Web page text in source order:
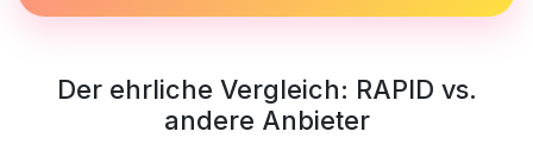
Der ehrliche Vergleich: RAPID vs.
andere Anbieter